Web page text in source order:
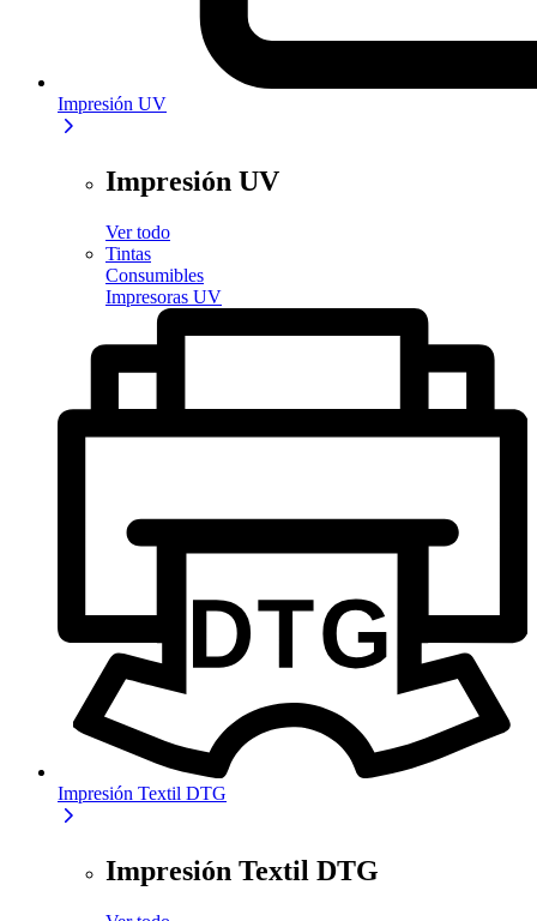
Impresión UV
Impresión UV
Ver todo
Tintas
Consumibles
Impresoras UV
Impresión Textil DTG
Impresión Textil DTG